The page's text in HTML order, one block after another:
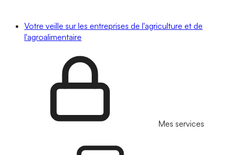
Votre veille sur les entreprises de l'agriculture et de
l'agroalimentaire
Mes services